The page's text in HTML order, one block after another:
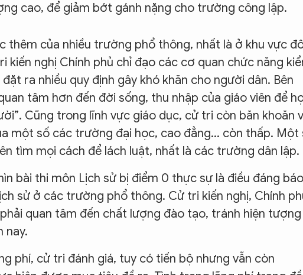
cao, để giảm bớt gánh nặng cho trường công lập.
thêm của nhiều trường phổ thông, nhất là ở khu vực
kiến nghị Chính phủ chỉ đạo các cơ quan chức năng
ra nhiều quy định gây khó khăn cho người dân. Bên
tâm hơn đến đời sống, thu nhập của giáo viên để
Cũng trong lĩnh vực giáo dục, cử tri còn băn khoăn
một số các trường đại học, cao đẳng... còn thấp. Một
tìm mọi cách để lách luật, nhất là các trường dân lập.
bài thi môn Lịch sử bị điểm 0 thực sự là điều đáng báo
sử ở các trường phổ thông. Cử tri kiến nghị, Chính
quan tâm đến chất lượng đào tạo, tránh hiện tượng
nay.
phí, cử tri đánh giá, tuy có tiến bộ nhưng vẫn còn